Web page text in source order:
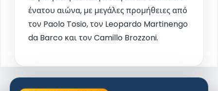
ένατου αιώνα, με μεγάλες προμήθειες από
τον Paolo Tosio, τον Leopardo Martinengo
da Barco και τον Camillo Brozzoni.